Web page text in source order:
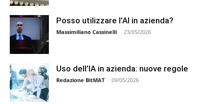
Posso utilizzare l’AI in azienda?
Massimiliano Cassinelli - 23/05/2026
Uso dell’IA in azienda: nuove regole
Redazione BitMAT - 09/05/2026